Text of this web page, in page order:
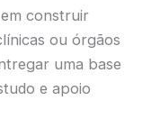
construir
ou órgãos
uma base
e apoio